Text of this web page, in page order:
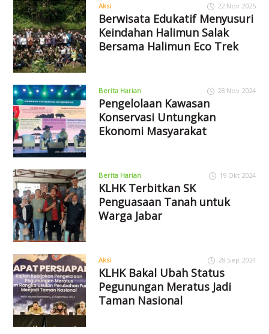
Aksi 22 Nov 2025
Berwisata Edukatif Menyusuri
Keindahan Halimun Salak
Bersama Halimun Eco Trek
Berita Harian 28 Nov 2024
Pengelolaan Kawasan
Konservasi Untungkan
Ekonomi Masyarakat
Berita Harian 19 Okt 2024
KLHK Terbitkan SK
Penguasaan Tanah untuk
Warga Jabar
Aksi 28 Sep 2024
KLHK Bakal Ubah Status
Pegunungan Meratus Jadi
Taman Nasional